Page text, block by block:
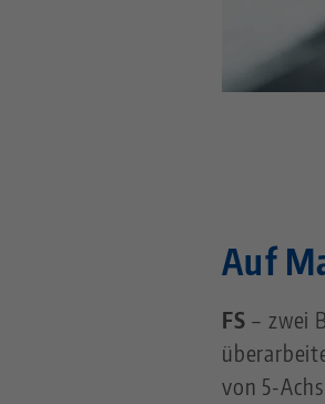
Auf
FS – zwei
von 5-